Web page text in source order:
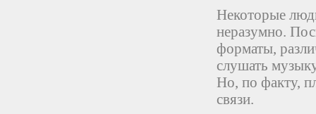
Некоторые
неразумно.
форматы,
слушать
Но, по факту,
связи.